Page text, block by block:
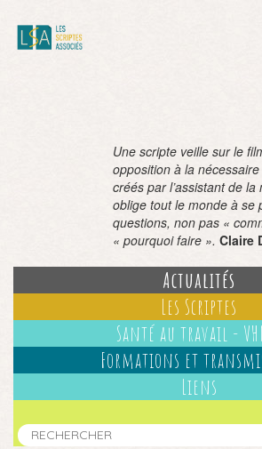
Une scripte veille sur le
opposition à la
créés par l’assistant de
oblige tout le monde à se
questions, non pas «
« pourquoi faire ». Claire
Actualités
Les Scriptes
Santé au travail -
Formations et
Liens